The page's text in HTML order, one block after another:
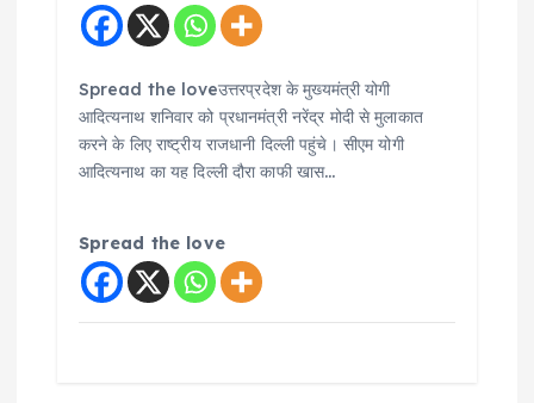
Spread the loveउत्तरप्रदेश के मुख्यमंत्री योगी
आदित्यनाथ शनिवार को प्रधानमंत्री नरेंद्र मोदी से मुलाकात
करने के लिए राष्ट्रीय राजधानी दिल्ली पहुंचे। सीएम योगी
आदित्यनाथ का यह दिल्ली दौरा काफी खास…
Spread the love